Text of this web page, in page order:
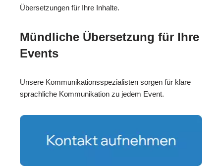
Übersetzungen für Ihre Inhalte.
Mündliche Übersetzung für Ihre
Events
Unsere Kommunikationsspezialisten sorgen für klare
sprachliche Kommunikation zu jedem Event.